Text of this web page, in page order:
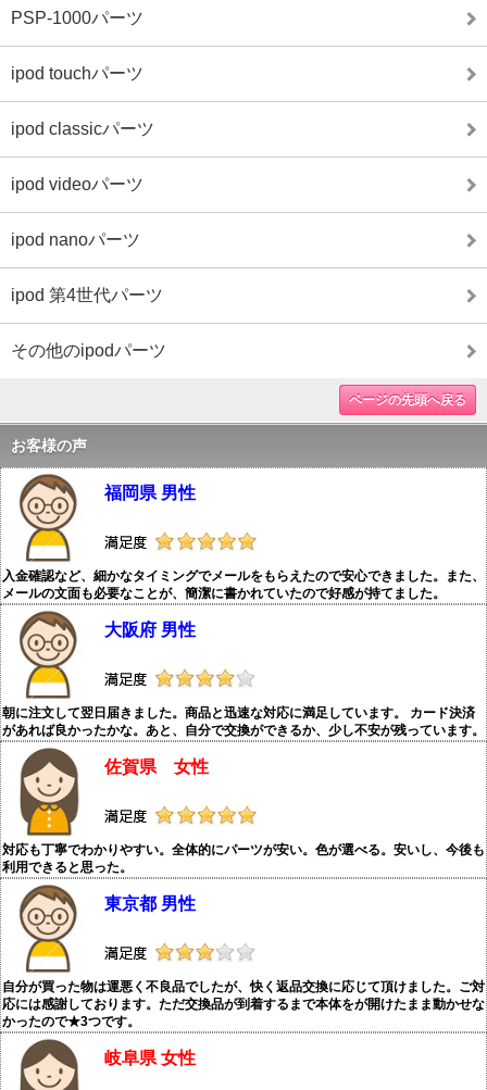
PSP-1000パーツ
ipod touchパーツ
ipod classicパーツ
ipod videoパーツ
ipod nanoパーツ
ipod 第4世代パーツ
その他のipodパーツ
ページの先頭へ戻る
お客様の声
福岡県 男性
入金確認など、細かなタイミングでメールをもらえたので安心できました。また、
メールの文面も必要なことが、簡潔に書かれていたので好感が持てました。
大阪府 男性
朝に注文して翌日届きました。商品と迅速な対応に満足しています。 カード決済
があれば良かったかな。あと、自分で交換ができるか、少し不安が残っています。
佐賀県 女性
対応も丁寧でわかりやすい。全体的にパーツが安い。色が選べる。安いし、今後も
利用できると思った。
東京都 男性
自分が買った物は運悪く不良品でしたが、快く返品交換に応じて頂けました。ご対
応には感謝しております。ただ交換品が到着するまで本体をが開けたまま動かせな
かったので★3つです。
岐阜県 女性